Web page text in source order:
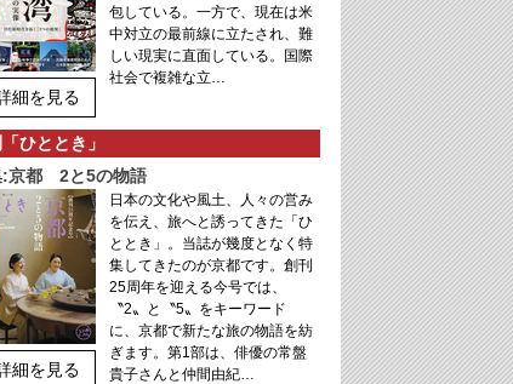
細を見る
包している。一方で、現在は米
中対立の最前線に立たされ、難
しい現実に直面している。国際
社会で複雑な立…
ひととき」
:京都 2と5の物語
細を見る
日本の文化や風土、人々の営み
を伝え、旅へと誘ってきた「ひ
ととき」。当誌が幾度となく特
集してきたのが京都です。創刊
25周年を迎える今号では、
〝2〟と〝5〟をキーワード
に、京都で新たな旅の物語を紡
ぎます。第1部は、俳優の常盤
貴子さんと仲間由紀…